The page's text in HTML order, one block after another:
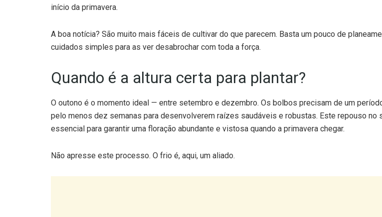
início da primavera.
A boa notícia? São muito mais fáceis de cultivar do que parecem. Basta um pouco de
cuidados simples para as ver desabrochar com toda a força.
Quando é a altura certa para plantar?
O outono é o momento ideal — entre setembro e dezembro. Os bolbos precisam de um
pelo menos dez semanas para desenvolverem raízes saudáveis e robustas. Este repouso no
essencial para garantir uma floração abundante e vistosa quando a primavera chegar.
Não apresse este processo. O frio é, aqui, um aliado.